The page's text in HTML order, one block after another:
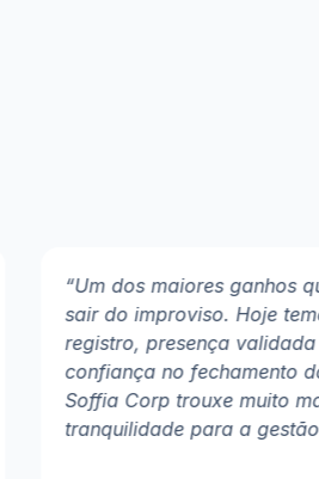
“Um dos maiores ganhos
sair do improviso. Hoje
registro, presença
confiança no fechamento
Soffia Corp trouxe muito
tranquilidade para a